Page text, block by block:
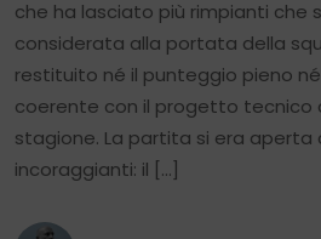
che ha lasciato più rimpianti che
considerata alla portata della
restituito né il punteggio pieno
coerente con il progetto tecnico
stagione. La partita si era aperta
incoraggianti: il […]